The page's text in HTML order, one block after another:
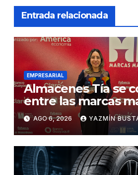
Entrada relacionada
EMPRESARIAL
Almacenes Tía se
entre las marcas
influyentes del
AGO 6, 2026 YAZMÍN